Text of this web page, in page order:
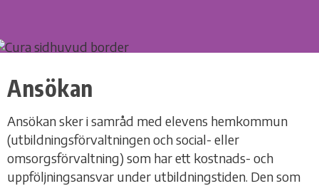
Ansökan
Ansökan sker i samråd med elevens hemkommun
(utbildningsförvaltningen och social- eller
omsorgsförvaltning) som har ett kostnads- och
uppföljningsansvar under utbildningstiden. Den som